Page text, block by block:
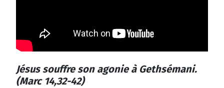
Jésus souffre son agonie à Gethsémani.
(Marc 14,32-42)